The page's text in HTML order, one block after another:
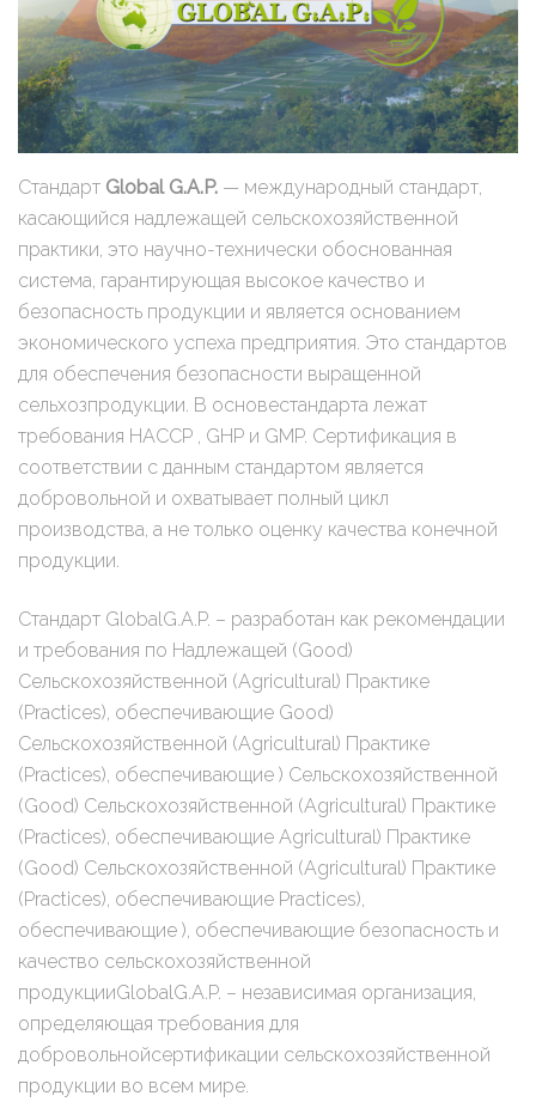
Стандарт Global G.A.P. — международный стандарт,
касающийся надлежащей сельскохозяйственной
практики, это научно-технически обоснованная
система, гарантирующая высокое качество и
безопасность продукции и является основанием
экономического успеха предприятия. Это стандартов
для обеспечения безопасности выращенной
сельхозпродукции. В основестандарта лежат
требования НАССР , GHP и GMP. Сертификация в
соответствии с данным стандартом является
добровольной и охватывает полный цикл
производства, а не только оценку качества конечной
продукции.
Стандарт GlobalG.A.P. – разработан как рекомендации
и требования по Надлежащей (Good)
Сельскохозяйственной (Agricultural) Практике
(Practices), обеспечивающие Good)
Сельскохозяйственной (Agricultural) Практике
(Practices), обеспечивающие ) Сельскохозяйственной
(Good) Сельскохозяйственной (Agricultural) Практике
(Practices), обеспечивающие Agricultural) Практике
(Good) Сельскохозяйственной (Agricultural) Практике
(Practices), обеспечивающие Practices),
обеспечивающие ), обеспечивающие безопасность и
качество сельскохозяйственной
продукцииGlobalG.A.P. – независимая организация,
определяющая требования для
добровольнойсертификации сельскохозяйственной
продукции во всем мире.